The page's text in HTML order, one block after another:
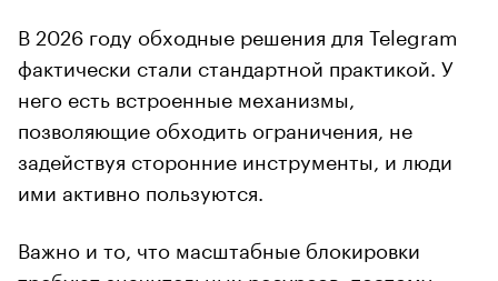
В 2026 году обходные решения для Telegram
фактически стали стандартной практикой. У
него есть встроенные механизмы,
позволяющие обходить ограничения, не
задействуя сторонние инструменты, и люди
ими активно пользуются.
Важно и то, что масштабные блокировки